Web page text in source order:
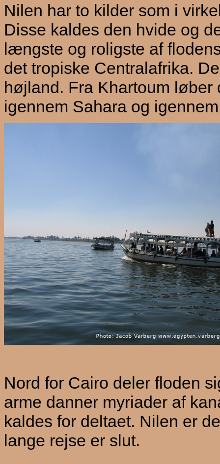
Nilen har to kilder som i
Disse kaldes den hvide og
længste og roligste af
det tropiske Centralafrika.
højland. Fra Khartoum
igennem Sahara og
Nord for Cairo deler floden
arme danner myriader af
kaldes for deltaet. Nilen er
lange rejse er slut.